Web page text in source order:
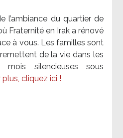
l’ambiance du quartier de
Fraternité en Irak a rénové
à vous. Les familles sont
de la vie dans les
mois silencieuses sous
plus, cliquez ici !